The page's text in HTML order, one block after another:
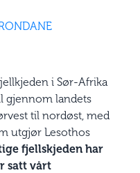
i Sør-Afrika
gjennom landets
til nordøst, med
utgjør Lesothos
fjellskjeden har
satt vårt